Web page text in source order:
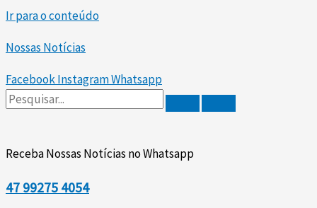
Ir para o conteúdo
Nossas Notícias
FacebookInstagramWhatsapp
Receba Nossas Notícias no Whatsapp
47 99275 4054